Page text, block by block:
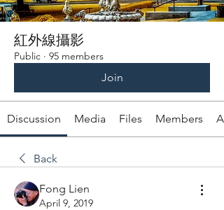
紅外線攝影
Public · 95 members
Join
Discussion Media Files Members
Back
Fong Lien
April 9, 2019